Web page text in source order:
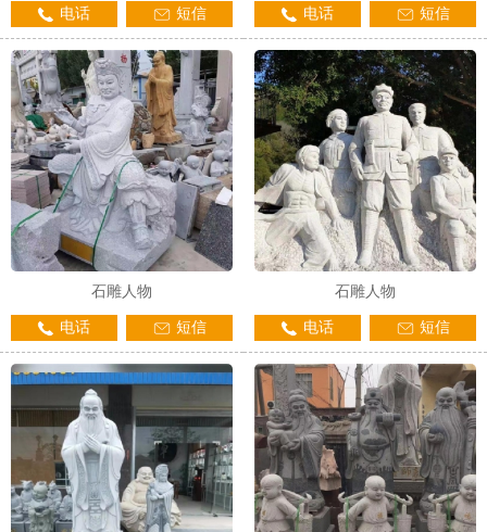
电话 短信 电话 短信
石雕人物
电话 短信
石雕人物
电话 短信